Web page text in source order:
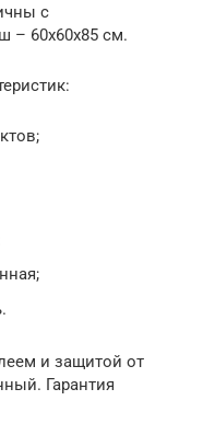
с
– 60х60х85 см.
и защитой от
Гарантия